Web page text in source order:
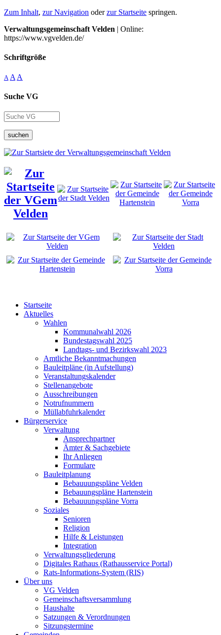
Zum Inhalt, zur Navigation oderzur Startseite springen.
Verwaltungsgemeinschaft Velden | Online:
https://www.vgvelden.de/
Schriftgröße
A A A
Suche VG
suchen
Startseite
Aktuelles
Wahlen
Kommunalwahl 2026
Bundestagswahl 2025
Landtags- und Bezirkswahl 2023
Amtliche Bekanntmachungen
Bauleitpläne (in Aufstellung)
Veranstaltungskalender
Stellenangebote
Ausschreibungen
Notrufnummern
Müllabfuhrkalender
Bürgerservice
Verwaltung
Ansprechpartner
Ämter & Sachgebiete
Ihr Anliegen
Formulare
Bauleitplanung
Bebauuungspläne Velden
Bebauungspläne Hartenstein
Bebauuungspläne Vorra
Soziales
Senioren
Religion
Hilfe & Leistungen
Integration
Verwaltungsgliederung
Digitales Rathaus (Rathausservice Portal)
Rats-Informations-System (RIS)
Über uns
VG Velden
Gemeinschaftsversammlung
Haushalte
Satzungen & Verordnungen
Sitzungstermine